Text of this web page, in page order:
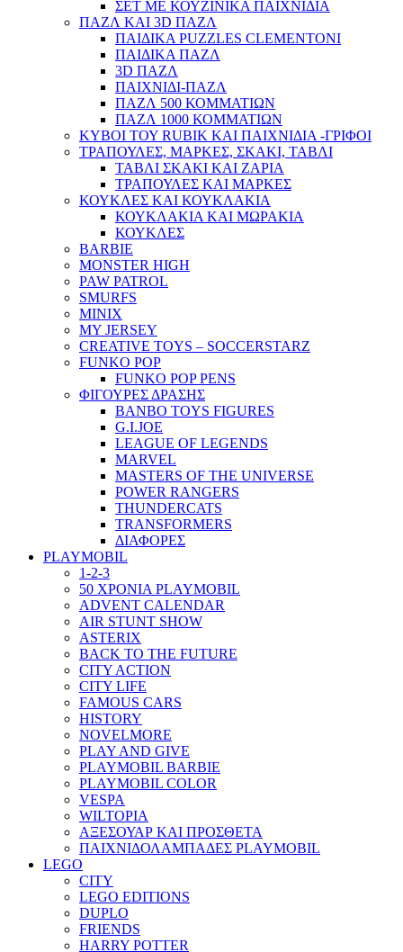
ΣΕΤ ΜΕ ΚΟΥΖΙΝΙΚΑ ΠΑΙΧΝΙΔΙΑ
ΠΑΖΛ ΚΑΙ 3D ΠΑΖΛ
ΠΑΙΔΙΚΑ PUZZLES CLEMENTONI
ΠΑΙΔΙΚΑ ΠΑΖΛ
3D ΠΑΖΛ
ΠΑΙΧΝΙΔΙ-ΠΑΖΛ
ΠΑΖΛ 500 ΚΟΜΜΑΤΙΩΝ
ΠΑΖΛ 1000 ΚΟΜΜΑΤΙΩΝ
ΚΥΒΟΙ ΤΟΥ RUBIK ΚΑΙ ΠΑΙΧΝΙΔΙΑ -ΓΡΙΦΟΙ
ΤΡΑΠΟΥΛΕΣ, ΜΑΡΚΕΣ, ΣΚΑΚΙ, ΤΑΒΛΙ
ΤΑΒΛΙ ΣΚΑΚΙ ΚΑΙ ΖΑΡΙΑ
ΤΡΑΠΟΥΛΕΣ ΚΑΙ ΜΑΡΚΕΣ
ΚΟΥΚΛΕΣ ΚΑΙ ΚΟΥΚΛΑΚΙΑ
ΚΟΥΚΛΑΚΙΑ ΚΑΙ ΜΩΡΑΚΙΑ
ΚΟΥΚΛΕΣ
BARBIE
MONSTER HIGH
PAW PATROL
SMURFS
MINIX
MY JERSEY
CREATIVE TOYS – SOCCERSTARZ
FUNKO POP
FUNKO POP PENS
ΦΙΓΟΥΡΕΣ ΔΡΑΣΗΣ
BANBO TOYS FIGURES
G.I.JOE
LEAGUE OF LEGENDS
MARVEL
MASTERS OF THE UNIVERSE
POWER RANGERS
THUNDERCATS
TRANSFORMERS
ΔΙΑΦΟΡΕΣ
PLAYMOBIL
1-2-3
50 ΧΡΟΝΙΑ PLAYMOBIL
ADVENT CALENDAR
AIR STUNT SHOW
ASTERIX
BACK TO THE FUTURE
CITY ACTION
CITY LIFE
FAMOUS CARS
HISTORY
NOVELMORE
PLAY AND GIVE
PLAYMOBIL BARBIE
PLAYMOBIL COLOR
VESPA
WILTOPIA
ΑΞΕΣΟΥΑΡ ΚΑΙ ΠΡΟΣΘΕΤΑ
ΠΑΙΧΝΙΔΟΛΑΜΠΑΔΕΣ PLAYMOBIL
LEGO
CITY
LEGO EDITIONS
DUPLO
FRIENDS
HARRY POTTER